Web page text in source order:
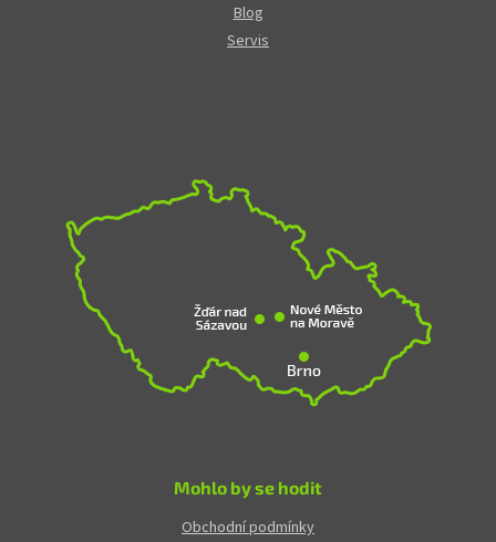
Blog
Servis
Mohlo by se hodit
Obchodní podmínky